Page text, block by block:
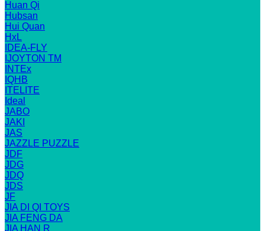
Huan Qi
Hubsan
Hui Quan
HxL
IDEA-FLY
IJOYTON TM
INTEx
IQHB
ITELITE
Ideal
JABO
JAKI
JAS
JAZZLE PUZZLE
JDF
JDG
JDQ
JDS
JF
JIA DI QI TOYS
JIA FENG DA
JIA HAN R